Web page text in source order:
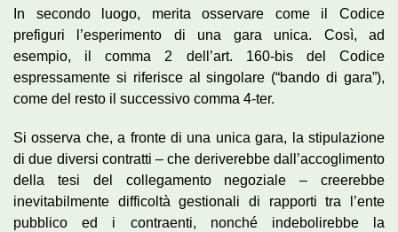
In secondo luogo, merita osservare come il Codice
prefiguri l’esperimento di una gara unica. Così, ad
esempio, il comma 2 dell’art. 160-bis del Codice
espressamente si riferisce al singolare (“bando di gara”),
come del resto il successivo comma 4-ter.
Si osserva che, a fronte di una unica gara, la stipulazione
di due diversi contratti – che deriverebbe dall’accoglimento
della tesi del collegamento negoziale – creerebbe
inevitabilmente difficoltà gestionali di rapporti tra l’ente
pubblico ed i contraenti, nonché indebolirebbe la